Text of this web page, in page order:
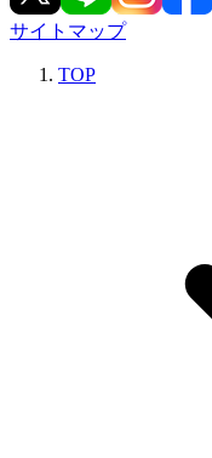
サイトマップ
TOP